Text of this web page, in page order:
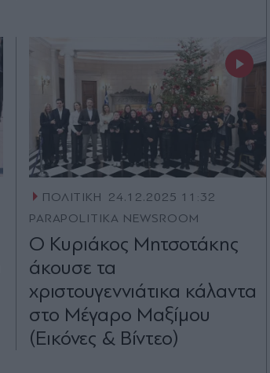
ΠΟΛΙΤΙΚΗ
24.12.2025 11:32
PARAPOLITIKA NEWSROOM
Ο Κυριάκος Μητσοτάκης
άκουσε τα
χριστουγεννιάτικα κάλαντα
στο Μέγαρο Μαξίμου
(Εικόνες & Βίντεο)